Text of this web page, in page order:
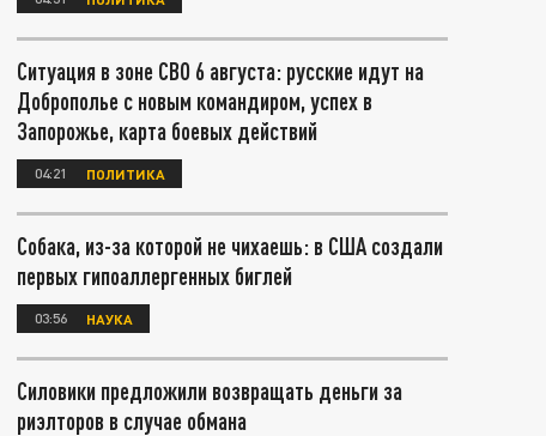
Ситуация в зоне СВО 6 августа: русские идут на
Доброполье с новым командиром, успех в
Запорожье, карта боевых действий
04:21 ПОЛИТИКА
Собака, из-за которой не чихаешь: в США создали
первых гипоаллергенных биглей
03:56 НАУКА
Силовики предложили возвращать деньги за
риэлторов в случае обмана